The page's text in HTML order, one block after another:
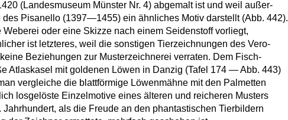
(Landesmuseum Münster Nr. 4) abgemalt ist und weil außer-
Pisanello (1397—1455) ein ähnliches Motiv darstellt (Abb. 442).
Weberei oder eine Skizze nach einem Seidenstoff vorliegt,
ist letzteres, weil die sonstigen Tierzeichnungen des Vero-
Beziehungen zur Musterzeichnerei verraten. Dem Fisch-
Atlaskasel mit goldenen Löwen in Danzig (Tafel 174 — Abb. 443)
vergleiche die blattförmige Löwenmähne mit den Palmetten
losgelöste Einzelmotive eines älteren und reicheren Musters
als die Freude an den phantastischen Tierbildern